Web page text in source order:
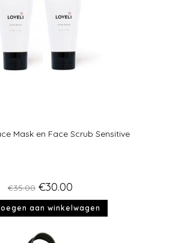
Mask en Face Scrub Sensitive
€35.00 €30.00
aan winkelwagen